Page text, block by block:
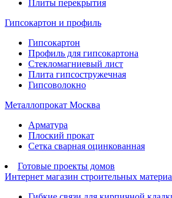
Плиты перекрытия
Гипсокартон и профиль
Гипсокартон
Профиль для гипсокартона
Стекломагниевый лист
Плита гипсостружечная
Гипсоволокно
Металлопрокат Москва
Арматура
Плоский прокат
Сетка сварная оцинкованная
Готовые проекты домов
Интернет магазин строительных